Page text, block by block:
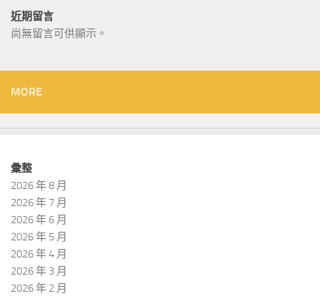
近期留言
尚無留言可供顯示。
MORE
彙整
2026 年 8 月
2026 年 7 月
2026 年 6 月
2026 年 5 月
2026 年 4 月
2026 年 3 月
2026 年 2 月